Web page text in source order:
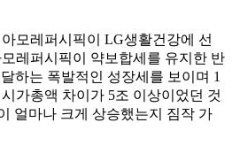
모레퍼시픽이 LG생활건강에 선
레퍼시픽이 약보합세를 유지한 반
하는 폭발적인 성장세를 보이며 1
가총액 차이가 5조 이상이었던 것
얼마나 크게 상승했는지 짐작 가